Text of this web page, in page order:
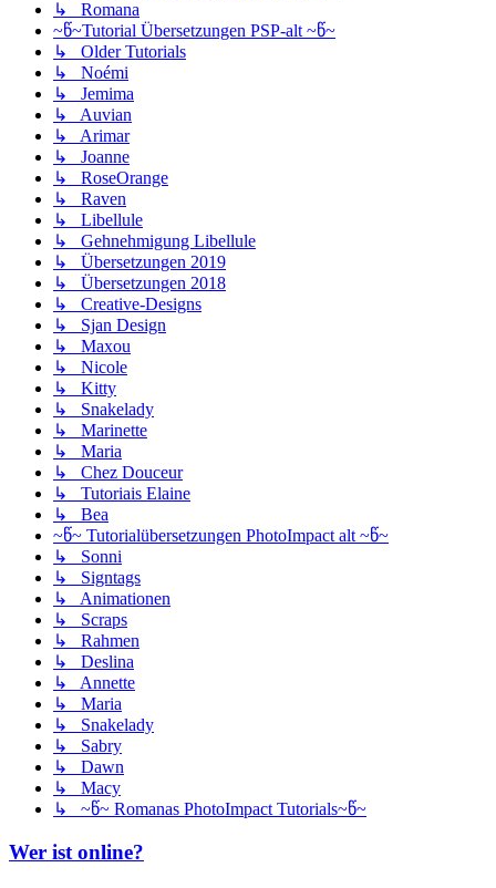
↳ Romana
~წ~Tutorial Übersetzungen PSP-alt ~წ~
↳ Older Tutorials
↳ Noémi
↳ Jemima
↳ Auvian
↳ Arimar
↳ Joanne
↳ RoseOrange
↳ Raven
↳ Libellule
↳ Gehnehmigung Libellule
↳ Übersetzungen 2019
↳ Übersetzungen 2018
↳ Creative-Designs
↳ Sjan Design
↳ Maxou
↳ Nicole
↳ Kitty
↳ Snakelady
↳ Marinette
↳ Maria
↳ Chez Douceur
↳ Tutoriais Elaine
↳ Bea
~წ~ Tutorialübersetzungen PhotoImpact alt ~წ~
↳ Sonni
↳ Signtags
↳ Animationen
↳ Scraps
↳ Rahmen
↳ Deslina
↳ Annette
↳ Maria
↳ Snakelady
↳ Sabry
↳ Dawn
↳ Macy
↳ ~წ~ Romanas PhotoImpact Tutorials~წ~
Wer ist online?